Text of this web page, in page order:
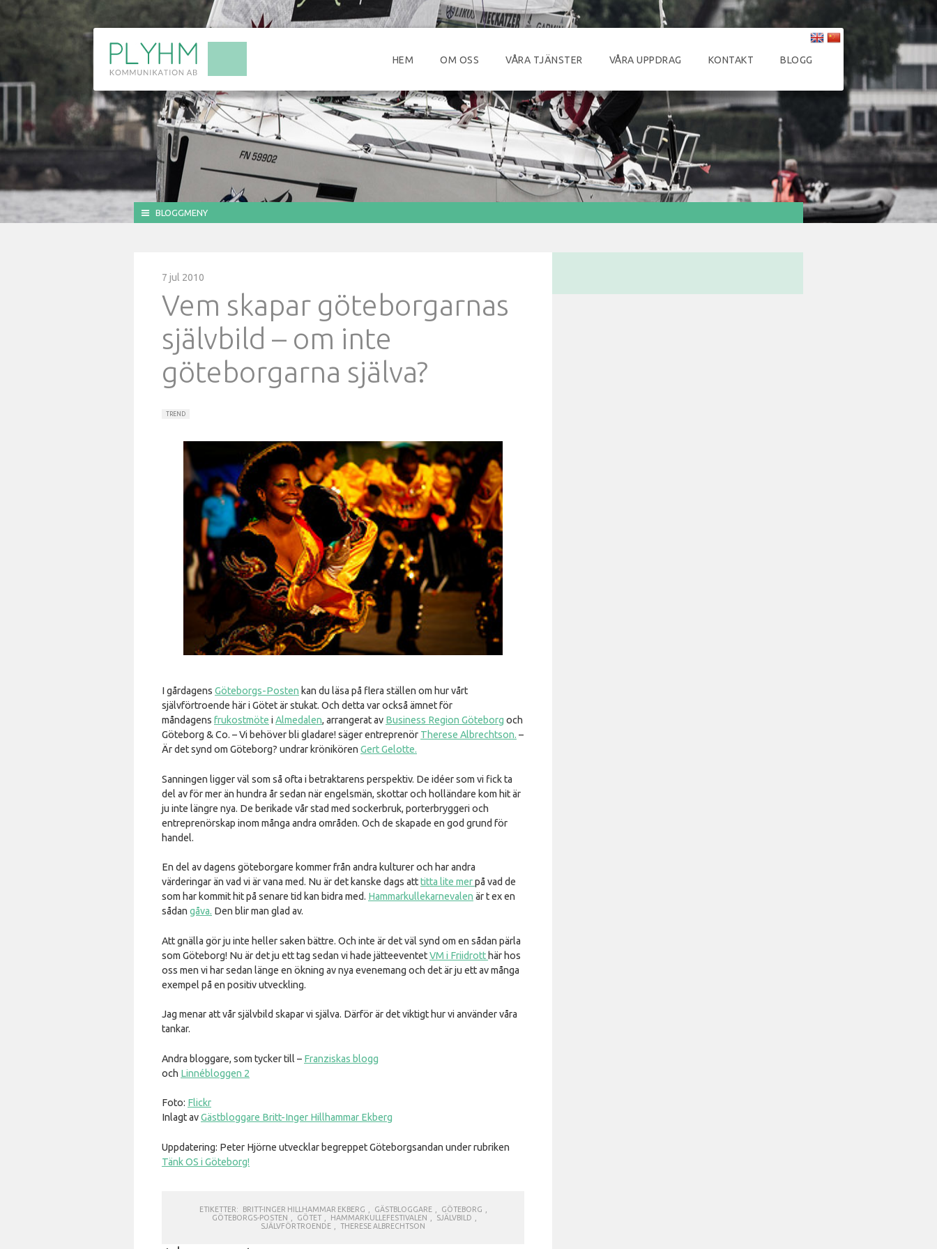
HEM OM OSS VÅRA TJÄNSTER VÅRA UPPDRAG KONTAKT BLOGG
BLOGGMENY
7 jul 2010
Vem skapar göteborgarnas
självbild – om inte
göteborgarna själva?
TREND
I gårdagens Göteborgs-Posten kan du läsa på flera ställen om hur vårt
självförtroende här i Götet är stukat. Och detta var också ämnet för
måndagens frukostmöte i Almedalen, arrangerat av Business Region Göteborg och
Göteborg & Co. – Vi behöver bli gladare! säger entreprenör Therese Albrechtson. –
Är det synd om Göteborg? undrar krönikören Gert Gelotte.
Sanningen ligger väl som så ofta i betraktarens perspektiv. De idéer som vi fick ta
del av för mer än hundra år sedan när engelsmän, skottar och holländare kom hit är
ju inte längre nya. De berikade vår stad med sockerbruk, porterbryggeri och
entreprenörskap inom många andra områden. Och de skapade en god grund för
handel.
En del av dagens göteborgare kommer från andra kulturer och har andra
värderingar än vad vi är vana med. Nu är det kanske dags atttitta lite merpå vad de
som har kommit hit på senare tid kan bidra med. Hammarkullekarnevalen är t ex en
sådan gåva. Den blir man glad av.
Att gnälla gör ju inte heller saken bättre. Och inte är det väl synd om en sådan pärla
som Göteborg! Nu är det ju ett tag sedan vi hade jätteeventetVM i Friidrott här hos
oss men vi har sedan länge en ökning av nya evenemang och det är ju ett av många
exempel på en positiv utveckling.
Jag menar att vår självbild skapar vi själva. Därför är det viktigt hur vi använder våra
tankar.
Andra bloggare, som tycker till – Franziskas blogg
och Linnébloggen 2
Foto: Flickr
Inlagt avGästbloggare Britt-Inger Hillhammar Ekberg
Uppdatering: Peter Hjörne utvecklar begreppet Göteborgsandan under rubriken
Tänk OS i Göteborg!
ETIKETTER: BRITT-INGER HILLHAMMAR EKBERG GÄSTBLOGGARE GÖTEBORG
GÖTEBORGS-POSTEN
GÖTET HAMMARKULLEFESTIVALEN SJÄLVBILD
SJÄLVFÖRTROENDE
THERESE ALBRECHTSON